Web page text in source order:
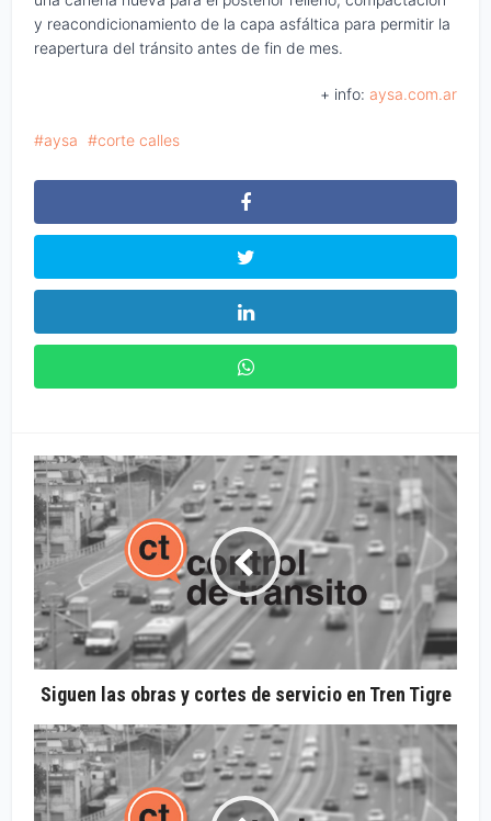
y reacondicionamiento de la capa asfáltica para permitir la
reapertura del tránsito antes de fin de mes.
+ info: aysa.com.ar
aysa corte calles
Siguen las obras y cortes de servicio en Tren Tigre